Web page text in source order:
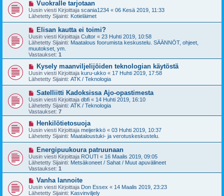
e
s
t
U
u
s
i
v
e
s
t
i
Vuokralle tarjotaan
Uusin viesti Kirjoittaja scania1234 « 06 Kesä 2019, 11:33
Lähetetty Sijainti: Kotieläimet
U
u
s
i
v
i
e
s
t
i
Elisan kautta ei toimi?
Uusin viesti Kirjoittaja Cultor « 23 Huhti 2019, 10:58
Lähetetty Sijainti: Maatalous foorumista keskustelu. SÄÄNNÖT, ohjeet,
muutokset, ym.
Vastaukset: 1
U
u
s
i
v
e
s
t
Kysely maanviljelijöiden teknologian käytöstä
Uusin viesti Kirjoittaja kuru-ukko « 17 Huhti 2019, 17:58
Lähetetty Sijainti: ATK / Teknologia
U
u
s
i
v
e
s
t
Satelliitti Kadoksissa Ajo-opastimesta
Uusin viesti Kirjoittaja dbfi « 14 Huhti 2019, 16:10
Lähetetty Sijainti: ATK / Teknologia
Vastaukset: 7
U
u
s
i
v
e
s
t
Henkilötietosuoja
Uusin viesti Kirjoittaja meijerikkö « 03 Huhti 2019, 10:37
Lähetetty Sijainti: Maataloustuki- ja verotuskeskustelu.
U
u
s
i
v
s
Energipuukoura patruunaan
Uusin viesti Kirjoittaja ROUTI « 16 Maalis 2019, 09:05
Lähetetty Sijainti: Metsäkoneet / Sahat / Muut apuvälineet
Vastaukset: 1
U
u
s
Vanha lannoite
Uusin viesti Kirjoittaja Don Essex « 14 Maalis 2019, 23:23
Lähetetty Sijainti: Kasvinviljely